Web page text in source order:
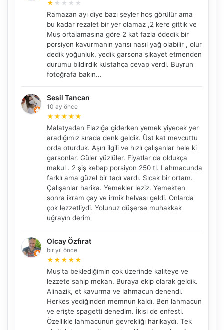
★ ★ ★ ★ ★
Ramazan ayı diye bazı şeyler hoş görülür ama
bu kadar rezalet bir yer olamaz ,2 kere gittik ve
Muş ortalamasına göre 2 kat fazla ödedik bir
porsiyon kavurmanın yarısı nasıl yağ olabilir , olur
dedik yoğunluk, yedik garsona şikayet etmenden
durumu bildirdik küstahça cevap verdi. Buyrun
fotoğrafa bakın...
Sesil Tancan
10 ay önce
★★★★★
Malatyadan Elazığa giderken yemek yiyecek yer
aradığımız sırada denk geldik. Üst kat mevcuttu
orda oturduk. Aşırı ilgili ve hızlı çalışanlar hele ki
garsonlar. Güler yüzlüler. Fiyatlar da oldukça
makul . 2 şiş kebap porsiyon 250 tl. Lahmacunda
farklı ama güzel bir tadı vardı. Sıcak bir ortam.
Çalışanlar harika. Yemekler leziz. Yemekten
sonra ikram çay ve irmik helvası geldi. Onlarda
çok lezzetliydi. Yolunuz düşerse muhakkak
uğrayın derim
Olcay Özfırat
bir yıl önce
★★★★★
Muş'ta beklediğimin çok üzerinde kaliteye ve
lezzete sahip mekan. Buraya ekip olarak geldik.
Alinazik, et kavurma ve lahmacun denendi.
Herkes yediğinden memnun kaldı. Ben lahmacun
ve erişte spagetti denedim. İkisi de enfesti.
Özellikle lahmacunun gevrekliği harikaydı. Tek